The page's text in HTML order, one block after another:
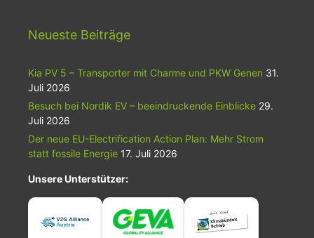
Neueste Beiträge
Kia PV 5 – Transporter mit Charme und PKW Genen 31.
Juli 2026
Besuch bei Nordik EV – beeindruckende Einblicke 29.
Juli 2026
Der neue EU-Electrification Action Plan: Mehr Strom
statt fossile Energie 17. Juli 2026
Unsere Unterstützer: